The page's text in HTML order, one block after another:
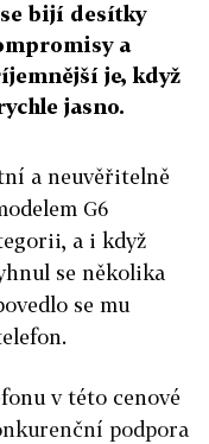
bijí desítky
a
je, když
jasno.
a neuvěřitelně
G6
a i když
se několika
se mu
v této cenové
podpora